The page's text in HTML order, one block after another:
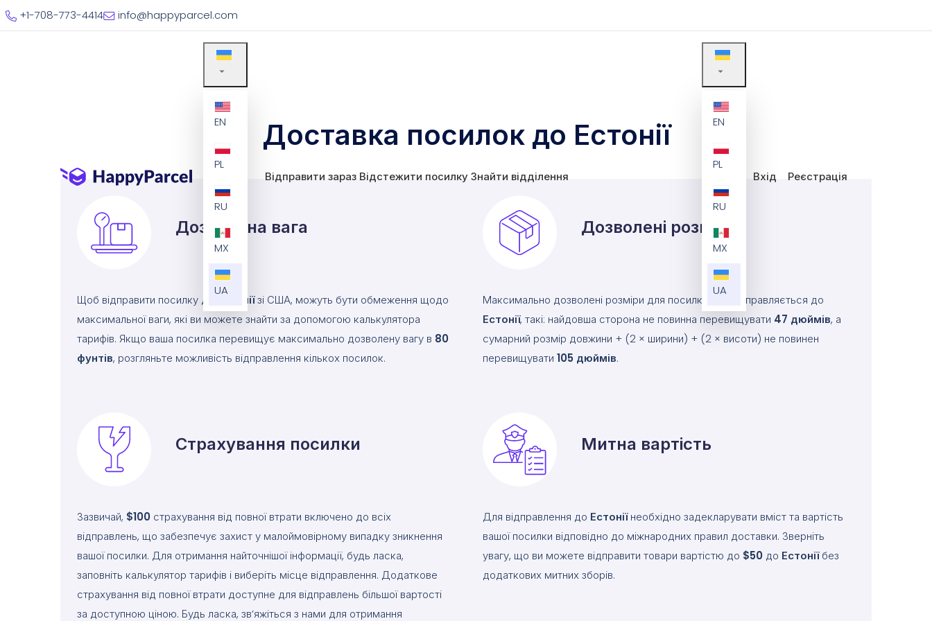
+1-708-773-4414 info@happyparcel.com
EN
PL
RU
MX
UA
Відправити зараз Відстежити посилку Знайти відділення
EN
PL
RU
MX
UA
Вхід Реєстрація
Доставка посилок до Естонії
Дозволена вага
Щоб відправити посилку до Естоніїзі США, можуть бути обмеження щодо
максимальної ваги, які ви можете знайти за допомогою калькулятора
тарифів. Якщо ваша посилка перевищує максимально дозволену вагу в 80
фунтів, розгляньте можливість відправлення кількох посилок.
Дозволені розміри
Максимально дозволені розміри для посилки, що відправляється до
Естонії, такі: найдовша сторона не повинна перевищувати 47 дюймів, а
сумарний розмір довжини + (2 × ширини) + (2 × висоти) не повинен
перевищувати 105 дюймів.
Страхування посилки
Зазвичай, $100 страхування від повної втрати включено до всіх
відправлень, що забезпечує захист у малоймовірному випадку зникнення
вашої посилки. Для отримання найточнішої інформації, будь ласка,
заповніть калькулятор тарифів і виберіть місце відправлення. Додаткове
страхування від повної втрати доступне для відправлень більшої вартості
за доступною ціною. Будь ласка, зв’яжіться з нами для отримання
Митна вартість
Для відправлення до Естоніїнеобхідно задекларувати вміст та вартість
вашої посилки відповідно до міжнародних правил доставки. Зверніть
увагу, що ви можете відправити товари вартістю до $50 до Естоніїбез
додаткових митних зборів.